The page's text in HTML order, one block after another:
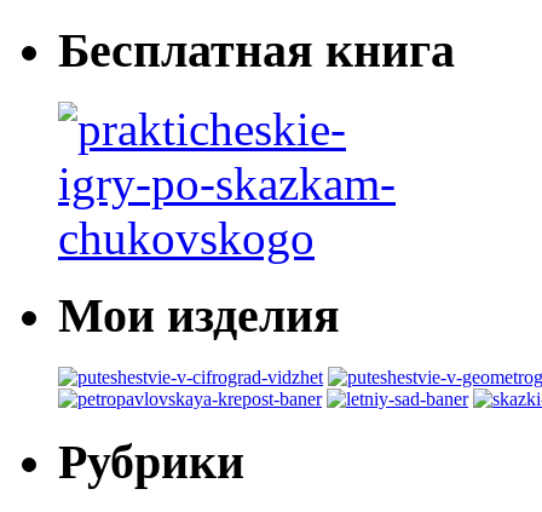
Бесплатная книга
Мои изделия
Рубрики